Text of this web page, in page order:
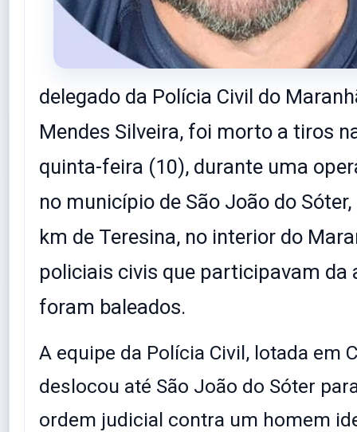
delegado da Polícia Civil do
Mendes Silveira, foi morto a tiros
quinta-feira (10), durante uma
no município de São João do
km de Teresina, no interior do
policiais civis que participavam da
foram baleados.
A equipe da Polícia Civil, lotada em
deslocou até São João do Sóter
ordem judicial contra um homem